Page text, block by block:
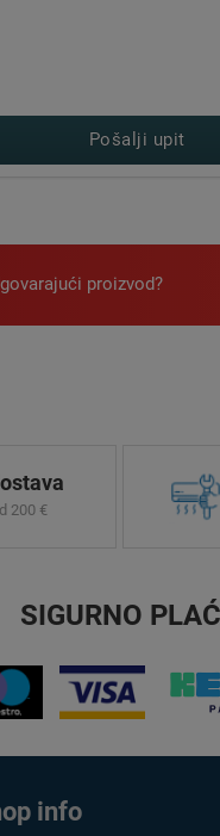
Pošalji upit
proizvod?
200 €
SIGURNO
info